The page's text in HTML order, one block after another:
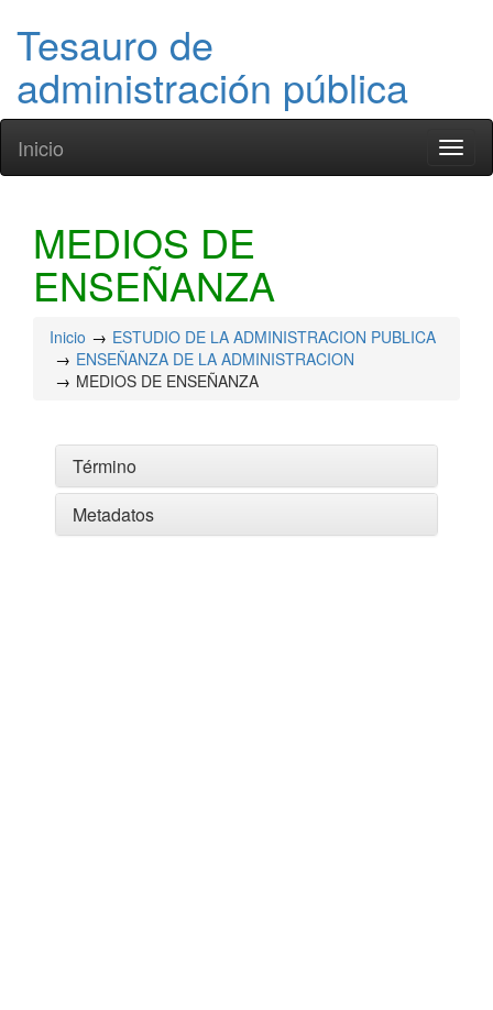
Tesauro de
administración pública
Inicio
MEDIOS DE
ENSEÑANZA
Inicio
ESTUDIO DE LA ADMINISTRACION PUBLICA
ENSEÑANZA DE LA ADMINISTRACION
MEDIOS DE ENSEÑANZA
Término
Metadatos